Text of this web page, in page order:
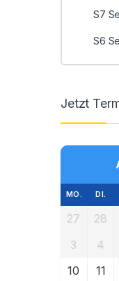
S7
S6
Jetzt
MO. DI.
27 28
3
4
10
11